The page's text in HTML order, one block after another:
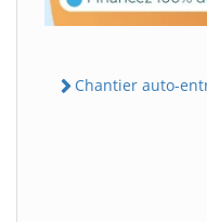
Chantier auto-